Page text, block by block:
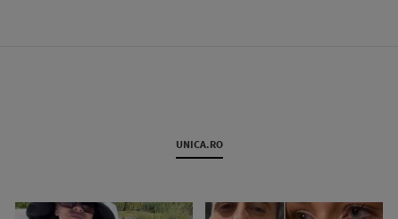
UNICA.RO